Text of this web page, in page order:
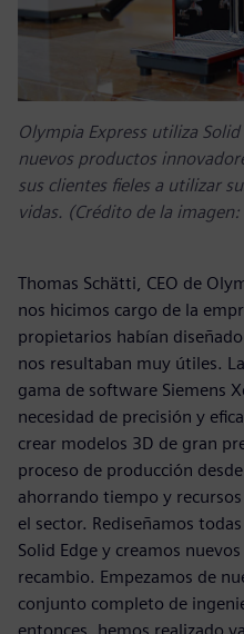
Olympia Express utiliza
nuevos productos
sus clientes fieles a utilizar
vidas. (Crédito de la
Thomas Schätti, CEO de
nos hicimos cargo de la
propietarios habían
nos resultaban muy útiles.
gama de software Siemens
necesidad de precisión y
crear modelos 3D de gran
proceso de producción
ahorrando tiempo y
el sector. Rediseñamos
Solid Edge y creamos
recambio. Empezamos de
conjunto completo de